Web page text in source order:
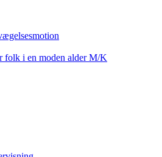
folk i en moden alder M/K